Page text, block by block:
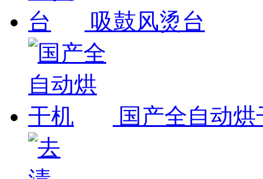
吸鼓风烫台
国产全自动烘